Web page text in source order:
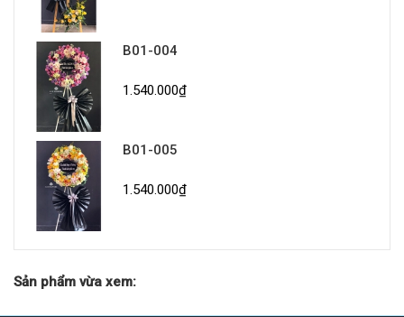
B01-004
1.540.000₫
B01-005
1.540.000₫
Sản phẩm vừa xem: